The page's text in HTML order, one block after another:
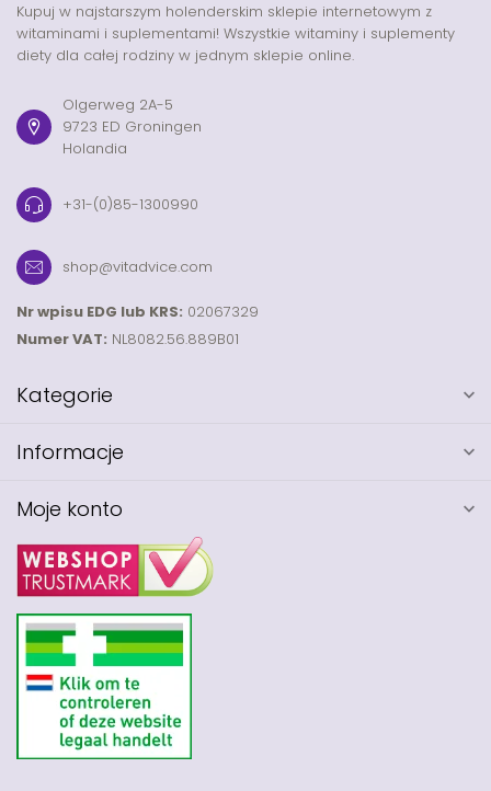
Kupuj w najstarszym holenderskim sklepie internetowym z
witaminami i suplementami! Wszystkie witaminy i suplementy
diety dla całej rodziny w jednym sklepie online.
Olgerweg 2A-5
9723 ED Groningen
Holandia
+31-(0)85-1300990
shop@vitadvice.com
Nr wpisu EDG lub KRS: 02067329
Numer VAT: NL8082.56.889B01
Kategorie
Informacje
Moje konto